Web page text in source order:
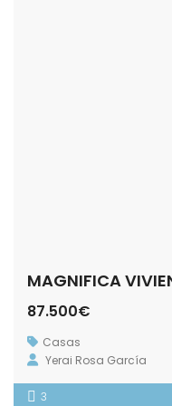
MAGNIFICA
87.500€
Casas
Yerai Rosa García
3